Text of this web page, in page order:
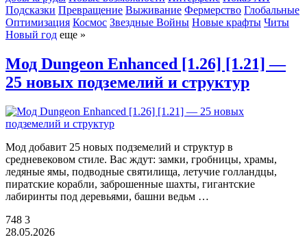
Подсказки Превращение Выживание Фермерство Глобальные
Оптимизация Космос Звездные Войны Новые крафты Читы
Новый год еще »
Мод Dungeon Enhanced [1.26] [1.21] —
25 новых подземелий и структур
Мод добавит 25 новых подземелий и структур в
средневековом стиле. Вас ждут: замки, гробницы, храмы,
ледяные ямы, подводные святилища, летучие голландцы,
пиратские корабли, заброшенные шахты, гигантские
лабиринты под деревьями, башни ведьм …
748 3
28.05.2026